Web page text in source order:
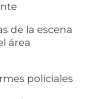
de la escena
área
policiales